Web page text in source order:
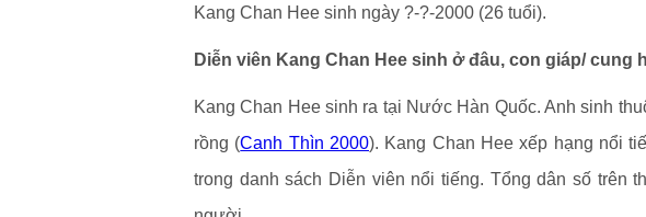
Kang Chan Hee sinh ngày ?-?-2000 (26 tuổi).
Diễn viên Kang Chan Hee sinh ở đâu, con giáp/ cung
Kang Chan Hee sinh ra tại Nước Hàn Quốc. Anh sinh
rồng (Canh Thìn 2000). Kang Chan Hee xếp hạng nổi
trong danh sách Diễn viên nổi tiếng. Tổng dân số trên